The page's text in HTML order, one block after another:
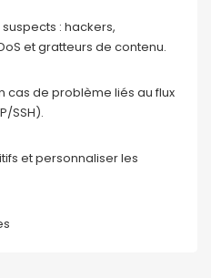
: hackers,
et gratteurs de contenu.
cas de problème liés au flux
SSH).
et personnaliser les